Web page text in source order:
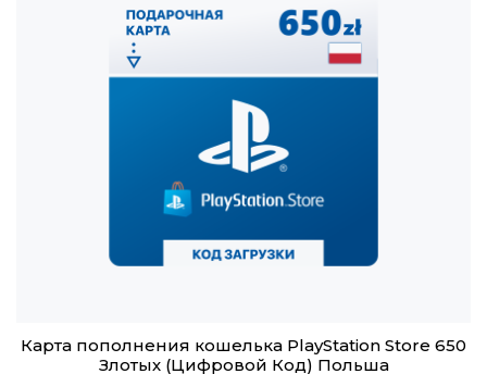
Карта пополнения кошелька PlayStation Store 650
Злотых (Цифровой Код) Польша